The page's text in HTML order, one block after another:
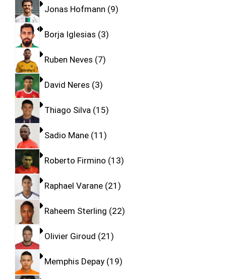
Jonas Hofmann 9
Borja Iglesias 3
Ruben Neves 7
David Neres 3
Thiago Silva 15
Sadio Mane 11
Roberto Firmino 13
Raphael Varane 21
Raheem Sterling 22
Olivier Giroud 21
Memphis Depay 19